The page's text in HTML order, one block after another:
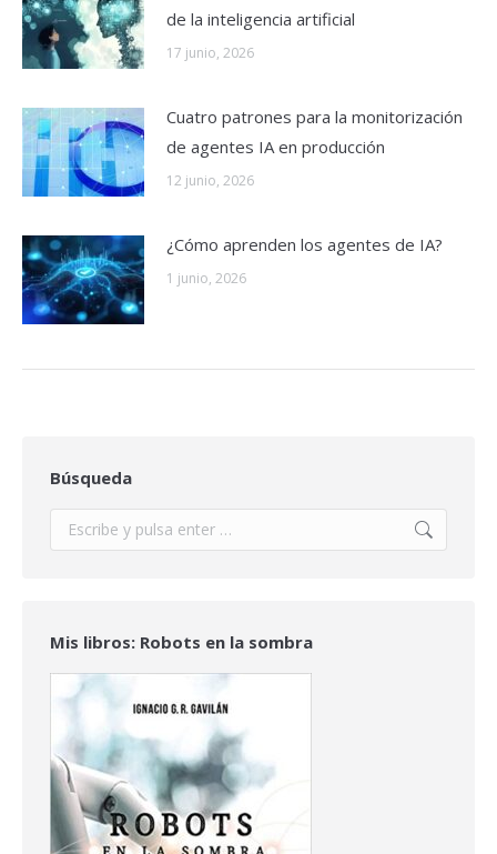
de la inteligencia artificial
17 junio, 2026
Cuatro patrones para la monitorización
de agentes IA en producción
12 junio, 2026
¿Cómo aprenden los agentes de IA?
1 junio, 2026
Búsqueda
Buscar:
Mis libros: Robots en la sombra